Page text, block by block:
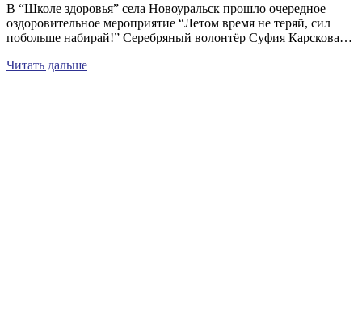
В “Школе здоровья” села Новоуральск прошло очередное
оздоровительное мероприятие “Летом время не теряй, сил
побольше набирай!” Серебряный волонтёр Суфия Карскова…
Читать дальше